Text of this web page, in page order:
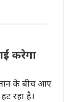
करेगा
के बीच आए
रहा है।